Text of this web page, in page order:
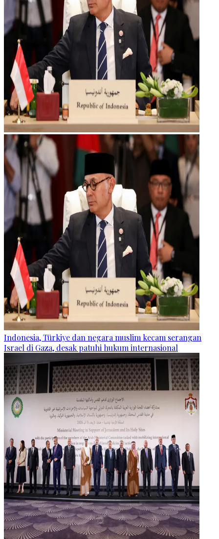
Indonesia, Türkiye dan negara muslim kecam serangan
Israel di Gaza, desak patuhi hukum internasional